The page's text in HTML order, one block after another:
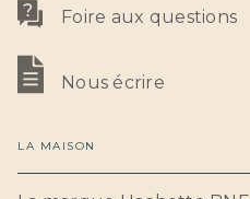
Foire aux questions
Nous écrire
LA MAISON